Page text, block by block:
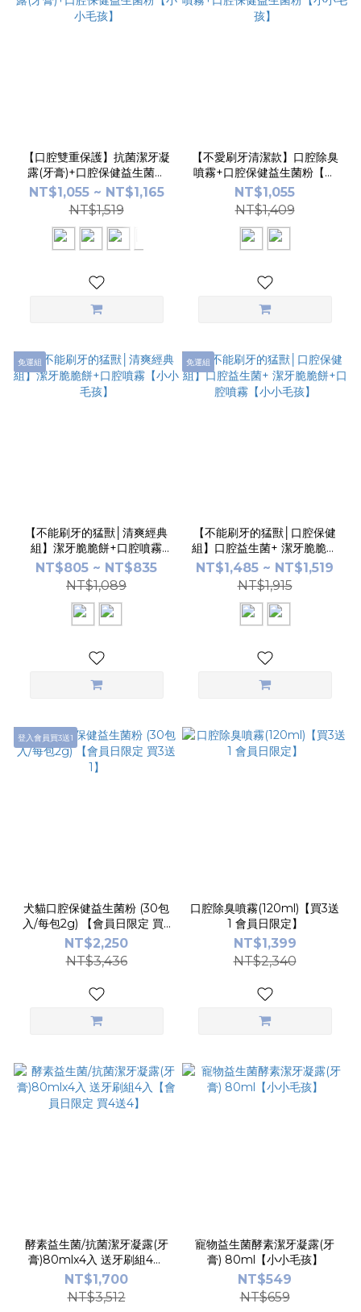
【口腔雙重保護】抗菌潔牙凝
露(牙膏)+口腔保健益生菌粉
【小小毛孩】
NT$1,055 ~ NT$1,165
NT$1,519
【不愛刷牙清潔款】口腔除臭
噴霧+口腔保健益生菌粉【小
小毛孩】
NT$1,055
NT$1,409
免運組
【不能刷牙的猛獸│清爽經典
組】潔牙脆脆餅+口腔噴霧
【小小毛孩】
NT$805 ~ NT$835
NT$1,089
免運組
【不能刷牙的猛獸│口腔保健
組】口腔益生菌+ 潔牙脆脆餅
+口腔噴霧【小小毛孩】
NT$1,485 ~ NT$1,519
NT$1,915
登入會員買3送1
犬貓口腔保健益生菌粉 (30包
入/每包2g) 【會員日限定 買3
送1】
NT$2,250
NT$3,436
口腔除臭噴霧(120ml)【買3送
1 會員日限定】
NT$1,399
NT$2,340
酵素益生菌/抗菌潔牙凝露(牙
膏)80mlx4入 送牙刷組4入
【會員日限定 買4送4】
NT$1,700
NT$3,512
寵物益生菌酵素潔牙凝露(牙
膏) 80ml【小小毛孩】
NT$549
NT$659